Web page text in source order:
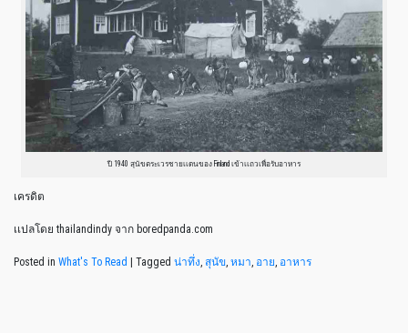
ปี 1940 สุนัขตระเวรชายเเดนของ Finland เข้าเเถวเพื่อรับอาหาร
เครดิต
เเปลโดย thailandindy จาก boredpanda.com
Posted in What's To Read | Tagged น่าทึ่ง สุนัข หมา อาย อาหาร